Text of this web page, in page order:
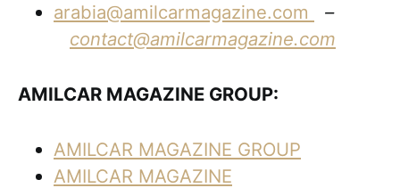
arabia@amilcarmagazine.com
–
contact@amilcarmagazine.com
AMILCAR MAGAZINE GROUP:
AMILCAR MAGAZINE GROUP
AMILCAR MAGAZINE